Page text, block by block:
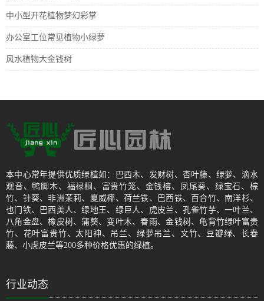
中小型开花植物梦幻彩掌
办公室工位常见植物小绿萝
风水植物大金钱树
本中心常年提供优质绿植如：巴西木、发财树、杏叶藤、绿萝、滴水
观音、鸭脚木、福禄桐、富贵竹笼、金钱榕、凤尾葵、绿宝石、棕
竹、针葵、非洲茉莉、夏威椰、荷兰铁、巴西铁、百合竹、南洋杉、
也门铁、巴西美人、绿地王、绿巨人、虎皮兰、孔雀竹芋、一叶兰、
八角金盘、橡皮树、蒲葵、变叶木、春雨、金钱树、龟背竹绿叶富贵
竹、花叶富贵竹、太阳神、吊兰、绿萝吊兰、文竹、豆瓣绿、长春
藤、小虎皮兰等200多种价格优惠的绿植。
行业动态